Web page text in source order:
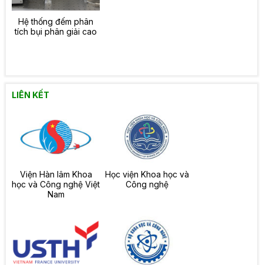
Hệ thống đếm phân
tích bụi phân giải cao
LIÊN KẾT
Viện Hàn lâm Khoa
học và Công nghệ Việt
Nam
Học viện Khoa học và
Công nghệ